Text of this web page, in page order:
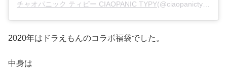
チャオパニック ティピー CIAOPANIC TYPY(@ciaopanictypy)がシェアした投稿 –
2020年はドラえもんのコラボ福袋でした。
中身は